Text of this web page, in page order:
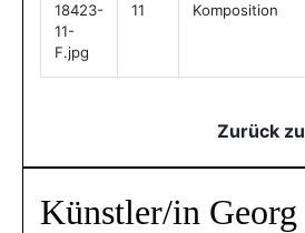
18423-
11-
F.jpg
11 Komposition
Zurück zu
Künstler/in Georg